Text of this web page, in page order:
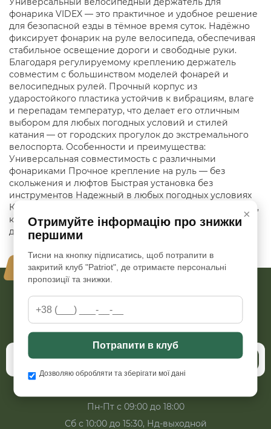
фонарика VIDEX — это практичное и удобное решение
для безопасной езды в тёмное время суток. Надёжно
фиксирует фонарик на руле велосипеда, обеспечивая
стабильное освещение дороги и свободные руки.
Благодаря регулируемому креплению держатель
совместим с большинством моделей фонарей и
велосипедных рулей. Прочный корпус из
ударостойкого пластика устойчив к вибрациям, влаге
и перепадам температур, что делает его отличным
выбором для любых погодных условий и стилей
катания — от городских прогулок до экстремального
велоспорта. Особенности и преимущества:
Универсальная совместимость с различными
фонариками Прочное крепление на руль — без
скольжения и люфтов Быстрая установка без
инструментов Надежный в любых погодных условиях
Компактный и легкий Незаменимый аксессуар для тех,
кто заботится о своей безопасности и комфорте на
дороге.
×
Отримуйте інформацію про знижки
першими
Тисни на кнопку підписатись, щоб потрапити в
закритий клуб "Patriot", де отримаєте персональні
пропозиції та знижки.
Потрапити в клуб
Дозволяю обробляти та зберігати мої дані
Ваша безопасность - наш приоритет
Хотите быть в курсе всех акций и скидок?
Подпишитесь на нашу рассылку
Подписаться
Пн-Пт с 09:00 до 18:00
Сб с 10:00 до 15:30, Нд-выходной